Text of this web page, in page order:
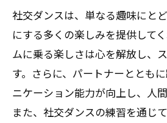
社交ダンスは、単なる趣味にと
にする多くの楽しみを提供して
ムに乗る楽しさは心を解放し、
す。さらに、パートナーととも
ニケーション能力が向上し、人
また、社交ダンスの練習を通じ